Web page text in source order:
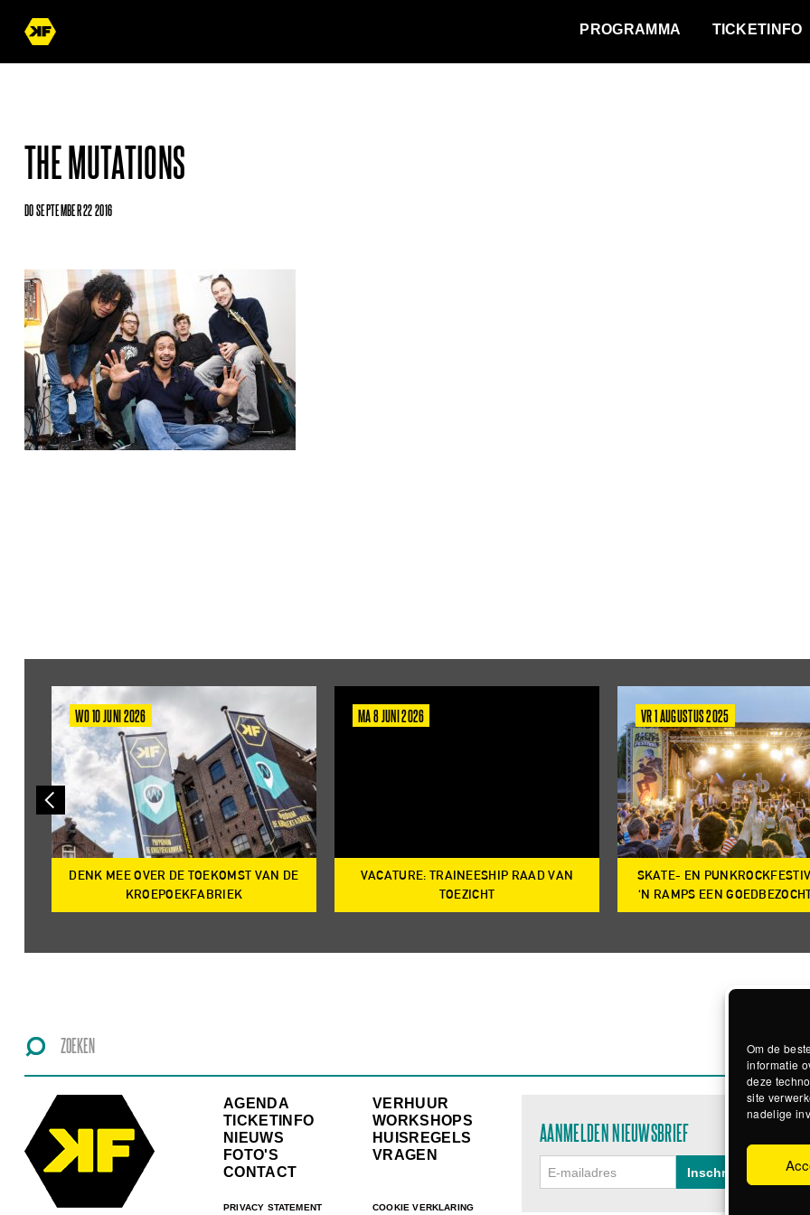
Om de
informatie
deze
site
nadelige
PROGRAMMA TICKETINFO
THE MUTATIONS
DO SEPTEMBER 22 2016
WO 10 JUNI 2026
DENK MEE OVER DE TOEKOMST VAN DE
KROEPOEKFABRIEK
MA 8 JUNI 2026
VACATURE: TRAINEESHIP RAAD VAN
TOEZICHT
VR 1 AUGUSTUS 2025
SKATE- EN
‘N RAMPS EEN
AGENDA
TICKETINFO
NIEUWS
FOTO'S
CONTACT
PRIVACY STATEMENT
VERHUUR
WORKSHOPS
HUISREGELS
VRAGEN
COOKIE VERKLARING
AANMELDEN NIEUWSBRIEF